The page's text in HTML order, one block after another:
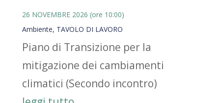
26 NOVEMBRE 2026 (ore 10:00)
Ambiente, TAVOLO DI LAVORO
Piano di Transizione per la
mitigazione dei cambiamenti
climatici (Secondo incontro)